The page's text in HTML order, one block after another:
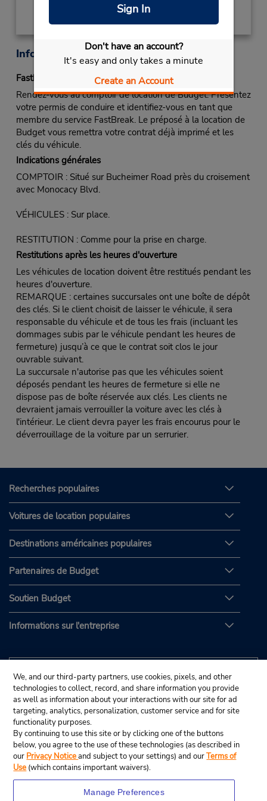
Sign In
Don't have an account?
It's easy and only takes a minute
Create an Account
Informations sur la succursale
Fastbreak Service
Rendez-vous au comptoir de location de Budget. Présentez
votre permis de conduire et identifiez-vous en tant que
membre du service FastBreak. Le préposé à la location de
Budget vous remettra votre contrat déjà imprimé et les
clés du véhicule.
Indications générales
COMPTOIR : Situé sur Bucheimer Road près du croisement
avec Monocacy Blvd.
VÉHICULES : Sur place.
RESTITUTION : Comme pour la prise en charge.
Restitutions après les heures d'ouverture
Les véhicules de location doivent être restitués pendant les
heures d'ouverture.
REMARQUE : certaines succursales ont une boîte de dépôt
des clés. Si le client choisit de laisser le véhicule, il sera
responsable du véhicule et de tous les frais (incluant les
dommages subis par le véhicule pendant les heures de
fermeture) jusqu’à ce que le contrat soit clos le jour
ouvrable suivant.
La succursale n'autorise pas que les véhicules soient
déposés pendant les heures de fermeture si elle ne
dispose pas de boîte réservée aux clés. Les clients ne
devraient jamais verrouiller la voiture avec les clés à
l'intérieur. Le client devra payer les frais encourus pour le
déverrouillage de la voiture par un serrurier.
Recherches populaires
Voitures de location populaires
Destinations américaines populaires
Partenaires de Budget
Soutien Budget
Informations sur l'entreprise
We, and our third-party partners, use cookies, pixels, and other
technologies to collect, record, and share information you provide
as well as information about your interactions with our site for ad
targeting, analytics, personalization, customer service and for site
functionality purposes.
By continuing to use this site or by clicking one of the buttons
below, you agree to the use of these technologies (as described in
our Privacy Noticeand subject to your settings) and ourTerms of
Use (which contains important waivers).
Manage Preferences